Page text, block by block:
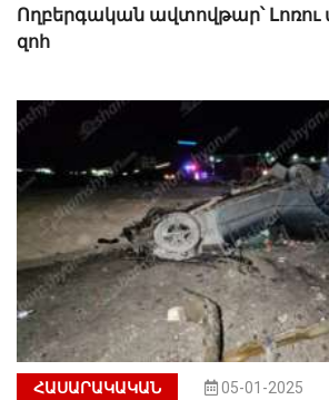
Ողբերգական ավտովթար՝ Լոռու
զոհ
ՀԱՍԱՐԱԿԱԿԱՆ 05-01-2025